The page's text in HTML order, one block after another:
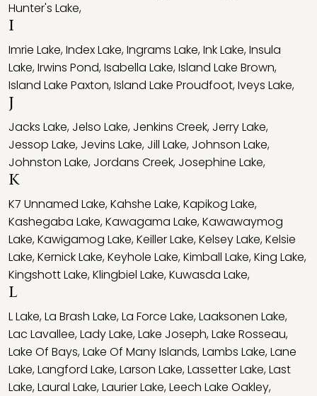
Hunter's Lake,
I
Imrie Lake,Index Lake,Ingrams Lake,Ink Lake,Insula
Lake,Irwins Pond,Isabella Lake,Island Lake Brown,
Island Lake Paxton,Island Lake Proudfoot,Iveys Lake,
J
Jacks Lake, Jelso Lake, Jenkins Creek, Jerry Lake,
Jessop Lake, Jevins Lake, Jill Lake, Johnson Lake,
Johnston Lake, Jordans Creek, Josephine Lake,
K
K7 Unnamed Lake,Kahshe Lake,Kapikog Lake,
Kashegaba Lake,Kawagama Lake,Kawawaymog
Lake,Kawigamog Lake,Keiller Lake,Kelsey Lake,Kelsie
Lake,Kernick Lake,Keyhole Lake,Kimball Lake,King Lake,
Kingshott Lake,Klingbiel Lake,Kuwasda Lake,
L
L Lake,La Brash Lake,La Force Lake,Laaksonen Lake,
Lac Lavallee,Lady Lake,Lake Joseph,Lake Rosseau,
Lake Of Bays,Lake Of Many Islands,Lambs Lake,Lane
Lake,Langford Lake,Larson Lake,Lassetter Lake,Last
Lake,Laural Lake,Laurier Lake,Leech Lake Oakley,